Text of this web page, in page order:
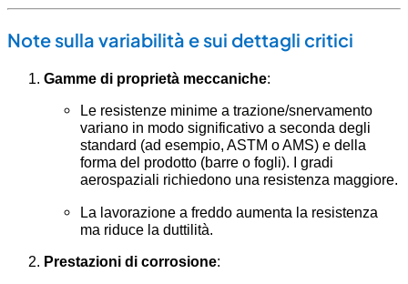
Note sulla variabilità e sui dettagli critici
Gamme di proprietà meccaniche:
Le resistenze minime a trazione/snervamento
variano in modo significativo a seconda degli
standard (ad esempio, ASTM o AMS) e della
forma del prodotto (barre o fogli). I gradi
aerospaziali richiedono una resistenza maggiore.
La lavorazione a freddo aumenta la resistenza
ma riduce la duttilità.
Prestazioni di corrosione: